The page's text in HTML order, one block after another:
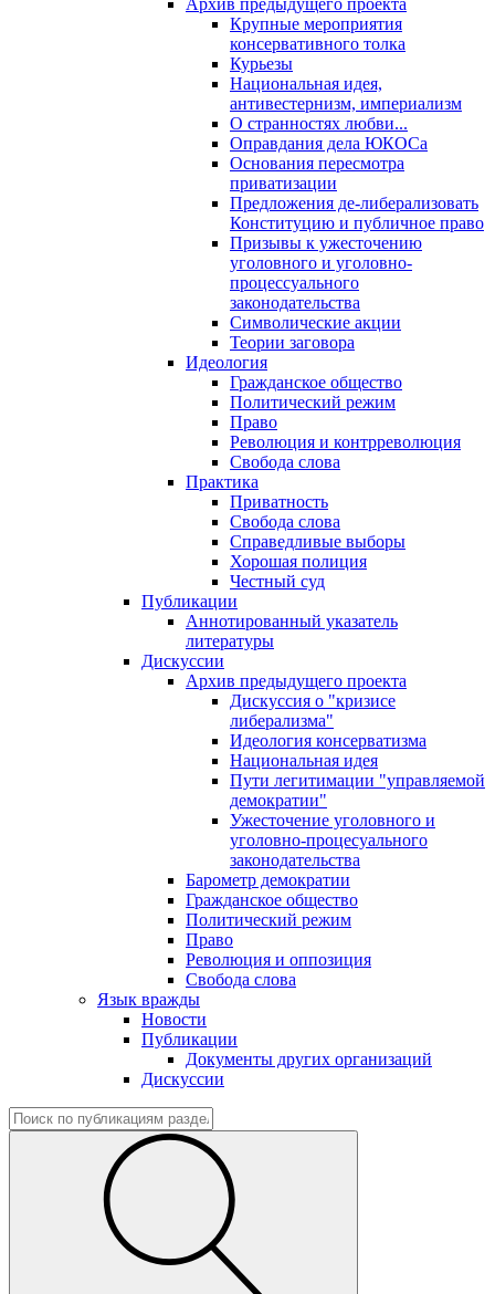
Архив предыдущего проекта
Крупные мероприятия
консервативного толка
Курьезы
Национальная идея,
антивестернизм, империализм
О странностях любви...
Оправдания дела ЮКОСа
Основания пересмотра
приватизации
Предложения де-либерализовать
Конституцию и публичное право
Призывы к ужесточению
уголовного и уголовно-
процессуального
законодательства
Символические акции
Теории заговора
Идеология
Гражданское общество
Политический режим
Право
Революция и контрреволюция
Свобода слова
Практика
Приватность
Свобода слова
Справедливые выборы
Хорошая полиция
Честный суд
Публикации
Аннотированный указатель
литературы
Дискуссии
Архив предыдущего проекта
Дискуссия о "кризисе
либерализма"
Идеология консерватизма
Национальная идея
Пути легитимации "управляемой
демократии"
Ужесточение уголовного и
уголовно-процесуального
законодательства
Барометр демократии
Гражданское общество
Политический режим
Право
Революция и оппозиция
Свобода слова
Язык вражды
Новости
Публикации
Документы других организаций
Дискуссии